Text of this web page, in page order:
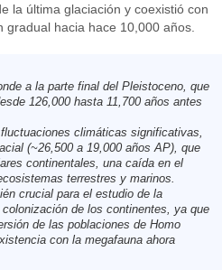
la última glaciación y coexistió con
gradual hacia hace 10,000 años.
a la parte final del Pleistoceno, que
126,000 hasta 11,700 años antes
climáticas significativas,
(~26,500 a 19,000 años AP), que
continentales, una caída en el
terrestres y marinos.
crucial para el estudio de la
de los continentes, ya que
de las poblaciones de Homo
con la megafauna ahora